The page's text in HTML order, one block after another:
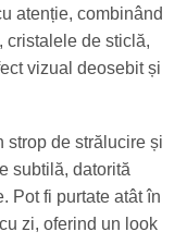
atenție, combinând
cristalele de sticlă,
vizual deosebit și
strop de strălucire și
subtilă, datorită
Pot fi purtate atât în
zi, oferind un look